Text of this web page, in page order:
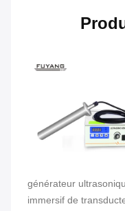
générateur
immersif de